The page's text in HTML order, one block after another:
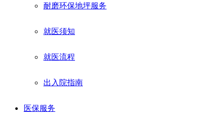
耐磨环保地坪服务
就医须知
就医流程
出入院指南
医保服务